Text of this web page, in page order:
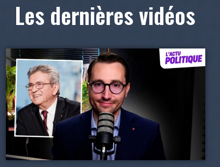
Les dernières vidéos